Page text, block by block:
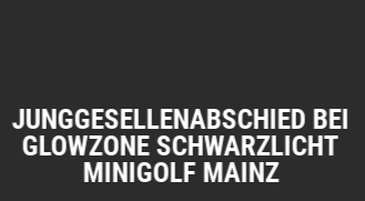
JUNGGESELLENABSCHIED BEI
GLOWZONE SCHWARZLICHT
MINIGOLF MAINZ